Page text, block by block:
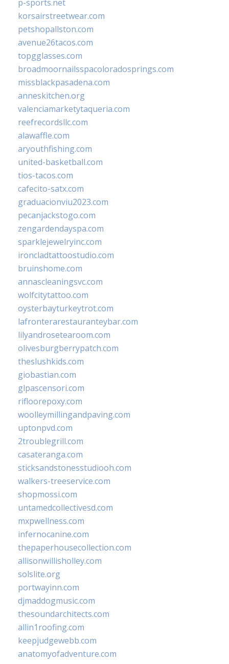
p-sports.net
korsairstreetwear.com
petshopallston.com
avenue26tacos.com
topgglasses.com
broadmoornailsspacoloradosprings.com
missblackpasadena.com
anneskitchen.org
valenciamarketytaqueria.com
reefrecordsllc.com
alawaffle.com
aryouthfishing.com
united-basketball.com
tios-tacos.com
cafecito-satx.com
graduacionviu2023.com
pecanjackstogo.com
zengardendayspa.com
sparklejewelryinc.com
ironcladtattoostudio.com
bruinshome.com
annascleaningsvc.com
wolfcitytattoo.com
oysterbayturkeytrot.com
lafronterarestauranteybar.com
lilyandrosetearoom.com
olivesburgberrypatch.com
theslushkids.com
giobastian.com
glpascensori.com
rifloorepoxy.com
woolleymillingandpaving.com
uptonpvd.com
2troublegrill.com
casateranga.com
sticksandstonesstudiooh.com
walkers-treeservice.com
shopmossi.com
untamedcollectivesd.com
mxpwellness.com
infernocanine.com
thepaperhousecollection.com
allisonwillisholley.com
solslite.org
portwayinn.com
djmaddogmusic.com
thesoundarchitects.com
allin1roofing.com
keepjudgewebb.com
anatomyofadventure.com